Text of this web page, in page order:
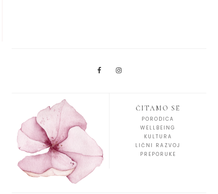
ČITAMO SE
PORODICA
WELLBEING
KULTURA
LIČNI RAZVOJ
PREPORUKE